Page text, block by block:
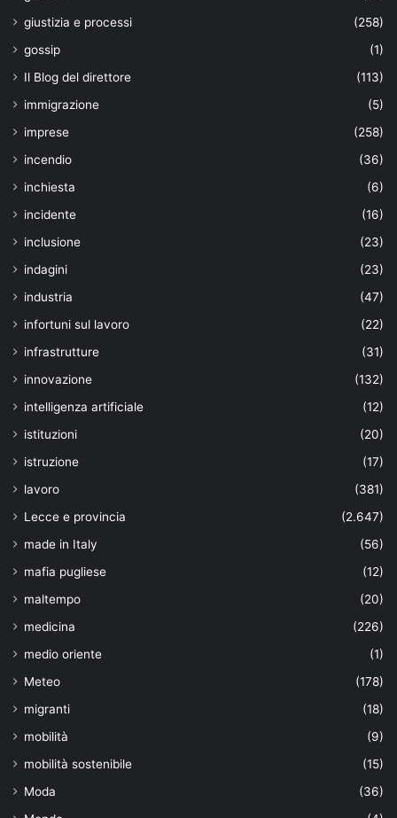
giustizia e processi
(258)
gossip
(1)
Il Blog del direttore
(113)
immigrazione
(5)
imprese
(258)
incendio
(36)
inchiesta
(6)
incidente
(16)
inclusione
(23)
indagini
(23)
industria
(47)
infortuni sul lavoro
(22)
infrastrutture
(31)
innovazione
(132)
intelligenza artificiale
(12)
istituzioni
(20)
istruzione
(17)
lavoro
(381)
Lecce e provincia
(2.647)
made in Italy
(56)
mafia pugliese
(12)
maltempo
(20)
medicina
(226)
medio oriente
(1)
Meteo
(178)
migranti
(18)
mobilità
(9)
mobilità sostenibile
(15)
Moda
(36)